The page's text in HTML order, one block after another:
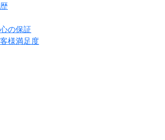
の保証
様満足度